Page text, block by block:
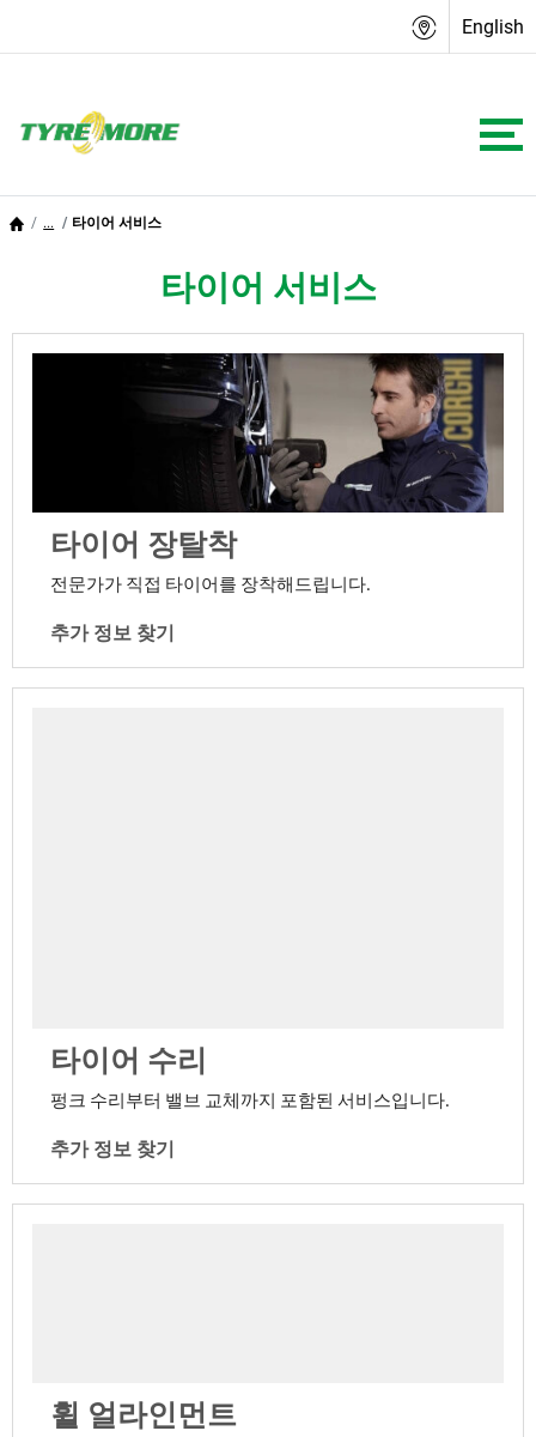
English
... 타이어 서비스
타이어 서비스
타이어 장탈착
전문가가 직접 타이어를 장착해드립니다.
추가 정보 찾기
타이어 수리
펑크 수리부터 밸브 교체까지 포함된 서비스입니다.
추가 정보 찾기
휠 얼라인먼트